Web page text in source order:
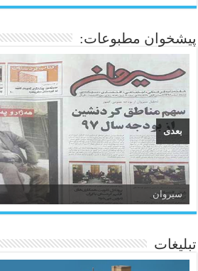
پیشخوان مطبوعات:
سیروان
ئاژانسی هەواڵی مێهر
بعدی
تبلیغات